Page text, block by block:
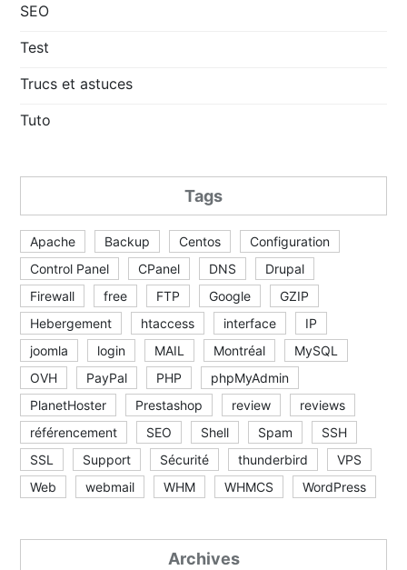
SEO
Test
Trucs et astuces
Tuto
Tags
Apache Backup Centos
Configuration
Control Panel
CPanel DNS
Drupal
Firewall
free FTP Google
GZIP
Hebergement
htaccess interface
IP
joomla
login MAIL Montréal
MySQL
OVH
PayPal PHP
phpMyAdmin
PlanetHoster
Prestashop review
reviews
référencement
SEO Shell Spam
SSH
SSL
Support Sécurité thunderbird
VPS
Web
webmail WHM WHMCS WordPress
Archives